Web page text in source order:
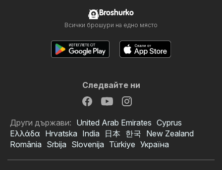
Broshurko
Всички брошури на едно място
Следвайте ни
Други държави: United Arab Emirates Cyprus
Ελλάδα Hrvatska India 日本 한국 New Zealand
România Srbija Slovenija Türkiye Україна